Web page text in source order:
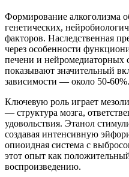
Формирование алкоголизма
генетических,
факторов. Наследственная
через особенности
печени и нейромедиаторных
показывают значительный
зависимости — около 50-60%.
Ключевую роль играет
— структура мозга,
удовольствия. Этанол
создавая интенсивную
опиоидная система с
этот опыт как
воспроизведению.